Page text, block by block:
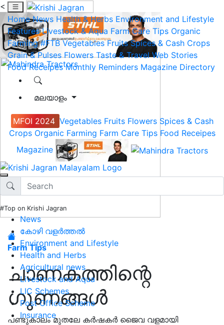
<
Home News Health & Herbs Environment and Lifestyle
Features Livestock & Aqua Farm Care Tips Organic
Farming #FTB Vegetables Fruits Spices & Cash Crops
Grain & Pulses Flowers Taste & Travel Web Stories
Food Receipes Monthly Reminders Magazine Directory
മലയാളം
MFOI 2024 Vegetables Fruits Flowers Spices & Cash
Crops Organic Farming Farm Care Tips Food Receipes
Magazine
#Top on Krishi Jagran
News
കോഴി വളർത്തൽ
Environment and Lifestyle
Health and Herbs
Agricultural news
Livestock and Aqua
LIC Schemes
Post Office Scheme
Insurance
Farm Tips
ചാണകത്തിന്റെ
ഗുണങ്ങൾ
പണ്ടുകാലം മുതലേ കർഷകർ ജൈവ വളമായി